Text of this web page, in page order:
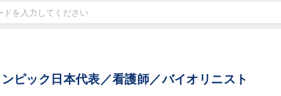
ピック日本代表／看護師／バイオリニスト